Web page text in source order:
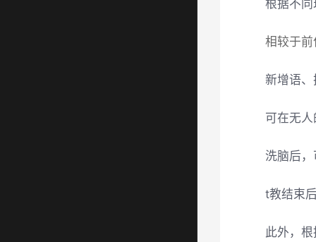
根据不
相较于
新增语
可在无
洗脑后
t教结束
此外，